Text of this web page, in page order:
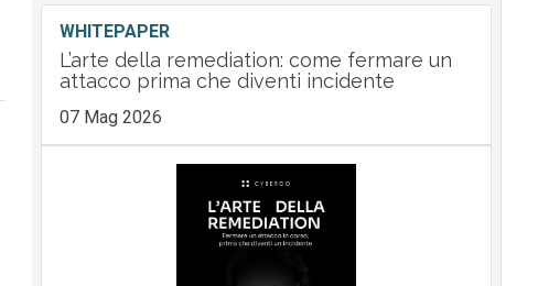
WHITEPAPER
L’arte della remediation: come fermare un
attacco prima che diventi incidente
07 Mag 2026